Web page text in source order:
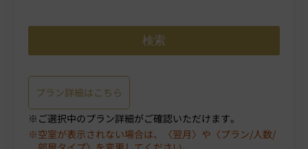
プラン詳細はこちら
ご選択中のプラン詳細がご確認いただけます。
空室が表示されない場合は、〈翌月〉や〈プラン/人数/